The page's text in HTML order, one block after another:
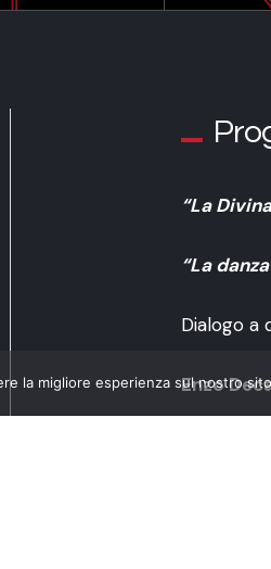
“La
“La
Dialogo a
Enzo
la migliore esperienza sul nostro